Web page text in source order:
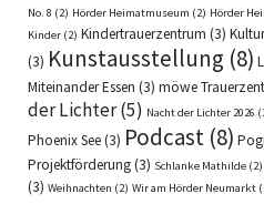
No. 8 (2) Hörder Heimatmuseum (2) Hörder
Kinder (2) Kindertrauerzentrum (3)
(3) Kunstausstellung (8)
Miteinander Essen (3) möwe
der Lichter(5) Nacht der Lichter 2026
Phoenix See(3) Podcast (8)
Projektförderung(3) Schlanke Mathilde (2)
(3) Weihnachten (2) Wir am Hörder Neumarkt